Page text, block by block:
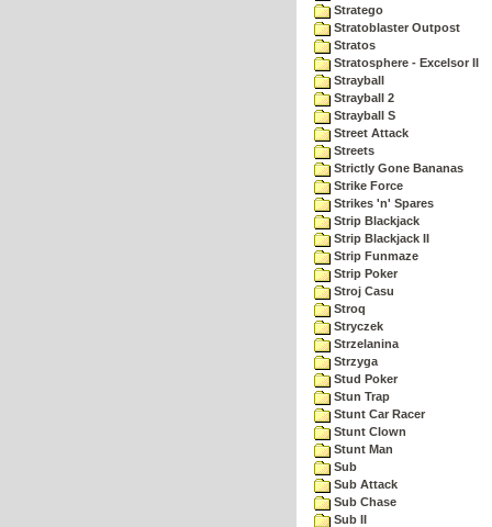
Stratego
Stratoblaster Outpost
Stratos
Stratosphere - Excelsor II
Strayball
Strayball 2
Strayball S
Street Attack
Streets
Strictly Gone Bananas
Strike Force
Strikes 'n' Spares
Strip Blackjack
Strip Blackjack II
Strip Funmaze
Strip Poker
Stroj Casu
Stroq
Stryczek
Strzelanina
Strzyga
Stud Poker
Stun Trap
Stunt Car Racer
Stunt Clown
Stunt Man
Sub
Sub Attack
Sub Chase
Sub II